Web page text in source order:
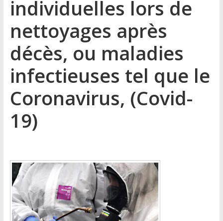
individuelles lors de
nettoyages après
décès, ou maladies
infectieuses tel que le
Coronavirus, (Covid-
19)